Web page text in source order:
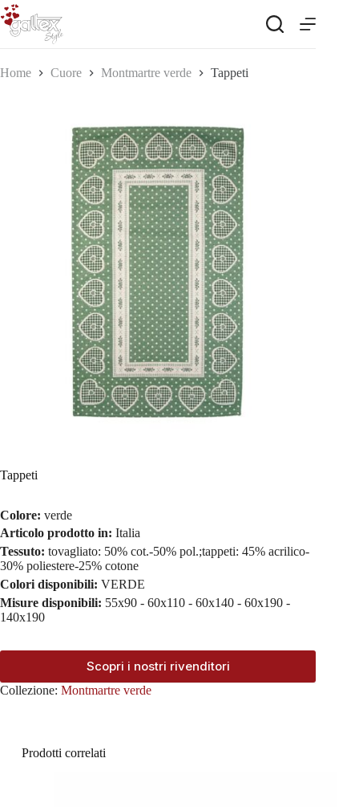
Salta
al
contenuto
Home Cuore Montmartre verde Tappeti
Tappeti
Colore: verde
Articolo prodotto in: Italia
Tessuto: tovagliato: 50% cot.-50% pol.;tappeti: 45% acrilico-
30% poliestere-25% cotone
Colori disponibili: VERDE
Misure disponibili: 55x90 - 60x110 - 60x140 - 60x190 -
140x190
Scopri i nostri rivenditori
Collezione: Montmartre verde
Prodotti correlati